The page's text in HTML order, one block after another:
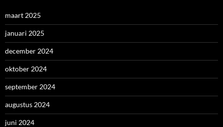
maart 2025
januari 2025
december 2024
oktober 2024
september 2024
augustus 2024
juni 2024